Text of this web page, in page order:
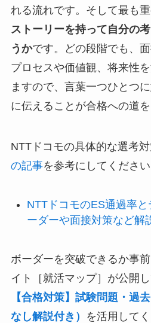
れる流れです。そして最も重
ストーリーを持って自分の
うかです。どの段階でも、
プロセスや価値観、将来性
ますので、言葉一つひとつ
に伝えることが合格への道を
NTTドコモの具体的な選考
の記事を参考にしてください
NTTドコモのES通過率
ーダーや面接対策など解
ボーダーを突破できるか事
イト［就活マップ］が公開
【合格対策】試験問題・過
なし解説付き）
を活用してく